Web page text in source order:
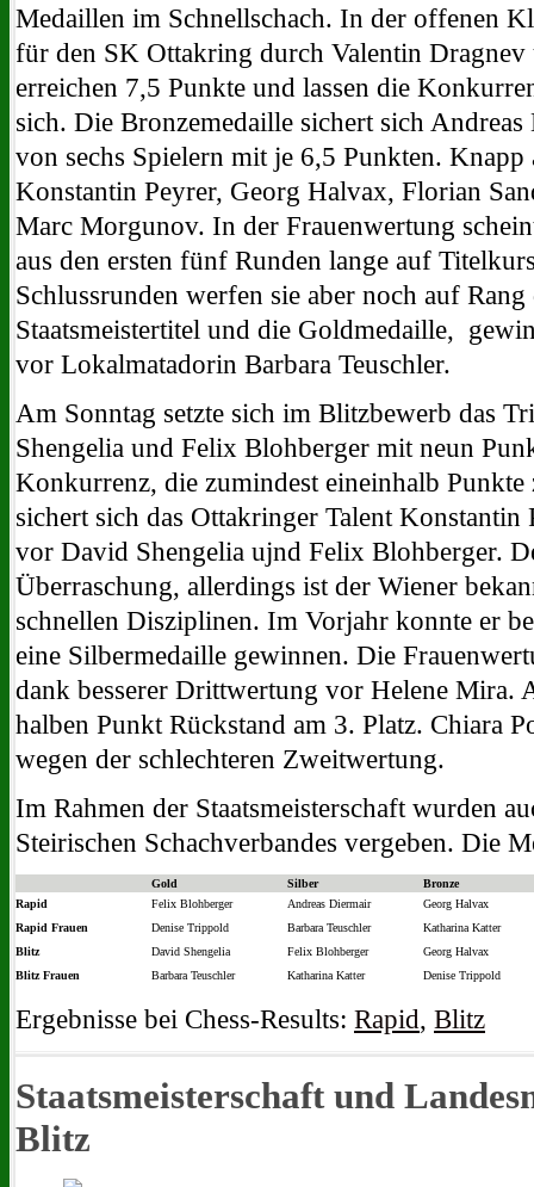
Medaillen im Schnellschach. In der offenen
für den SK Ottakring durch Valentin
erreichen 7,5 Punkte und lassen die
sich. Die Bronzemedaille sichert sich
von sechs Spielern mit je 6,5 Punkten. Knapp
Konstantin Peyrer, Georg Halvax, Florian
Marc Morgunov. In der Frauenwertung
aus den ersten fünf Runden lange auf
Schlussrunden werfen sie aber noch auf
Staatsmeistertitel und die Goldmedaille,
vor Lokalmatadorin Barbara Teuschler.
Am Sonntag setzte sich im Blitzbewerb das
Shengelia und Felix Blohberger mit neun
Konkurrenz, die zumindest eineinhalb
sichert sich das Ottakringer Talent
vor David Shengelia ujnd Felix Blohberger.
Überraschung, allerdings ist der Wiener
schnellen Disziplinen. Im Vorjahr konnte er
eine Silbermedaille gewinnen. Die
dank besserer Drittwertung vor Helene
halben Punkt Rückstand am 3. Platz. Chiara
wegen der schlechteren Zweitwertung.
Im Rahmen der Staatsmeisterschaft wurden
Steirischen Schachverbandes vergeben. Die
Gold Silber
Bronze
Rapid
Felix Blohberger Andreas Diermair
Georg Halvax
Rapid Frauen
Denise Trippold Barbara Teuschler
Katharina Katter
Blitz
David Shengelia Felix Blohberger
Georg Halvax
Blitz Frauen
Barbara Teuschler Katharina Katter Denise Trippold
Ergebnisse bei Chess-Results: Rapid, Blitz
Staatsmeisterschaft und
Blitz